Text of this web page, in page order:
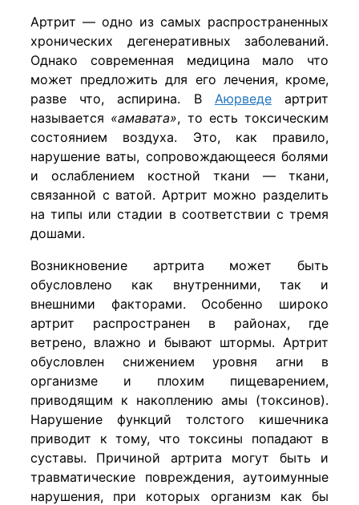
Артрит — одно из самых распространенных
хронических дегенеративных заболеваний.
Однако современная медицина мало что
может предложить для его лечения, кроме,
разве что, аспирина. В Аюрведеартрит
называется «амавата», то есть токсическим
состоянием воздуха. Это, как правило,
нарушение ваты, сопровождающееся болями
и ослаблением костной ткани — ткани,
связанной с ватой. Артрит можно разделить
на типы или стадии в соответствии с тремя
дошами.
Возникновение артрита может быть
обусловлено как внутренними, так и
внешними факторами. Особенно широко
артрит распространен в районах, где
ветрено, влажно и бывают штормы. Артрит
обусловлен снижением уровня агни в
организме и плохим пищеварением,
приводящим к накоплению амы (токсинов).
Нарушение функций толстого кишечника
приводит к тому, что токсины попадают в
суставы. Причиной артрита могут быть и
травматические повреждения, аутоимунные
нарушения, при которых организм как бы